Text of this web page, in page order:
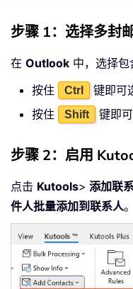
步骤 1：选择多封
在 Outlook 中，选择包
按住
Ctrl
键即可
按住
Shift 键即
步骤 2：启用
点击 Kutools> 添加联
件人批量添加到联系人。